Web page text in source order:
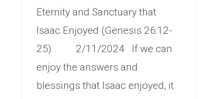
Eternity and Sanctuary that
Isaac Enjoyed (Genesis 26:12-
25) 2/11/2024 If we can
enjoy the answers and
blessings that Isaac enjoyed, it